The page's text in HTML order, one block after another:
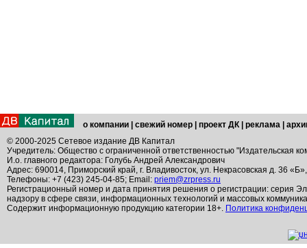
о компании свежий номер проект ДК реклама
© 2000-2025 Сетевое издание ДВ Капитал
Учредитель: Общество с ограниченной ответственностью "Издательская
И.о. главного редактора: Голубь Андрей Александрович
Адрес: 690014, Приморский край, г. Владивосток, ул. Некрасовская д. 36
Телефоны: +7 (423) 245-04-85; Email: priem@zrpress.ru
Регистрационный номер и дата принятия решения о регистрации: серия
надзору в сфере связи, информационных технологий и массовых
Содержит информационную продукцию категории 18+. Политика